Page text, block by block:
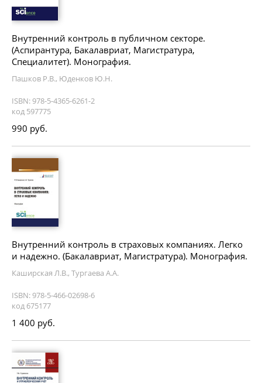
Внутренний контроль в публичном секторе.
(Аспирантура, Бакалавриат, Магистратура,
Специалитет). Монография.
Пашков Р.В., Юденков Ю.Н.
ISBN: 978-5-4365-6261-2
код 597775
990 руб.
Внутренний контроль в страховых компаниях. Легко
и надежно. (Бакалавриат, Магистратура). Монография.
Каширская Л.В., Тургаева А.А.
ISBN: 978-5-466-02698-6
код 675177
1 400 руб.